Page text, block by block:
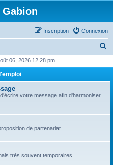
Gabion
Connexion
Inscription
h
e
06, 2026 12:28 pm
votre message afin d'harmoniser
de partenariat
très souvent temporaires